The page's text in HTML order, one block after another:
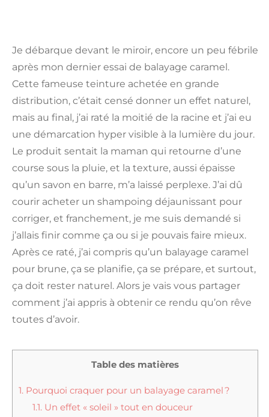
Je débarque devant le miroir, encore un peu fébrile
après mon dernier essai de balayage caramel.
Cette fameuse teinture achetée en grande
distribution, c’était censé donner un effet naturel,
mais au final, j’ai raté la moitié de la racine et j’ai eu
une démarcation hyper visible à la lumière du jour.
Le produit sentait la maman qui retourne d’une
course sous la pluie, et la texture, aussi épaisse
qu’un savon en barre, m’a laissé perplexe. J’ai dû
courir acheter un shampoing déjaunissant pour
corriger, et franchement, je me suis demandé si
j’allais finir comme ça ou si je pouvais faire mieux.
Après ce raté, j’ai compris qu’un balayage caramel
pour brune, ça se planifie, ça se prépare, et surtout,
ça doit rester naturel. Alors je vais vous partager
comment j’ai appris à obtenir ce rendu qu’on rêve
toutes d’avoir.
Table des matières
1. Pourquoi craquer pour un balayage caramel ?
1.1. Un effet « soleil » tout en douceur